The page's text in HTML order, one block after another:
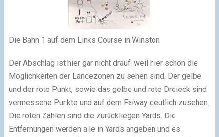
Die Bahn 1 auf dem Links Course in Winston
Der Abschlag ist hier gar nicht drauf, weil hier schon die
Möglichkeiten der Landezonen zu sehen sind. Der gelbe
und der rote Punkt, sowie das gelbe und rote Dreieck sind
vermessene Punkte und auf dem Faiway deutlich zusehen.
Die roten Zahlen sind die zurückliegen Yards. Die
Entfernungen werden alle in Yards angeben und es